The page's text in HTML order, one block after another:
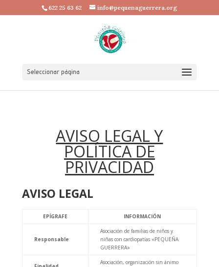
622 25 63 62 info@pequenaguerrera.org
Seleccionar página
AVISO LEGAL Y
POLÍTICA DE
PRIVACIDAD
AVISO LEGAL
EPÍGRAFE INFORMACIÓN
Responsable
Asociación de familias de niños y
niñas con cardiopatías «PEQUEÑA
GUERRERA»
Asociación, organización sin ánimo